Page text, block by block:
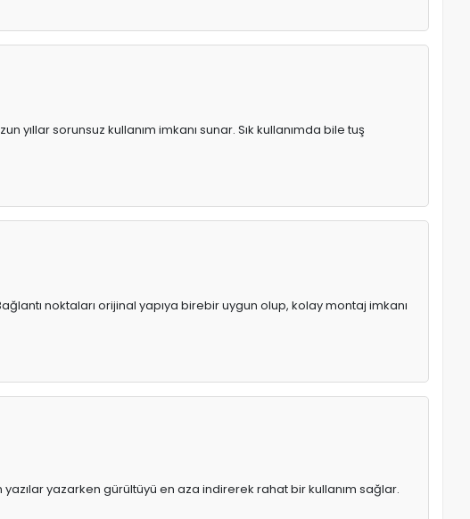
yıllar sorunsuz kullanım imkanı sunar. Sık kullanımda bile tuş
noktaları orijinal yapıya birebir uygun olup, kolay montaj imkanı
yazarken gürültüyü en aza indirerek rahat bir kullanım sağlar.